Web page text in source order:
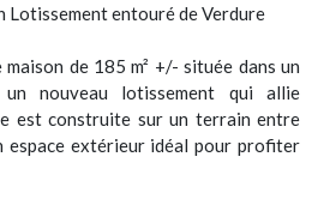
Lotissement entouré de Verdure
de 185 m² +/- située dans un
nouveau lotissement qui allie
est construite sur un terrain entre
extérieur idéal pour profiter